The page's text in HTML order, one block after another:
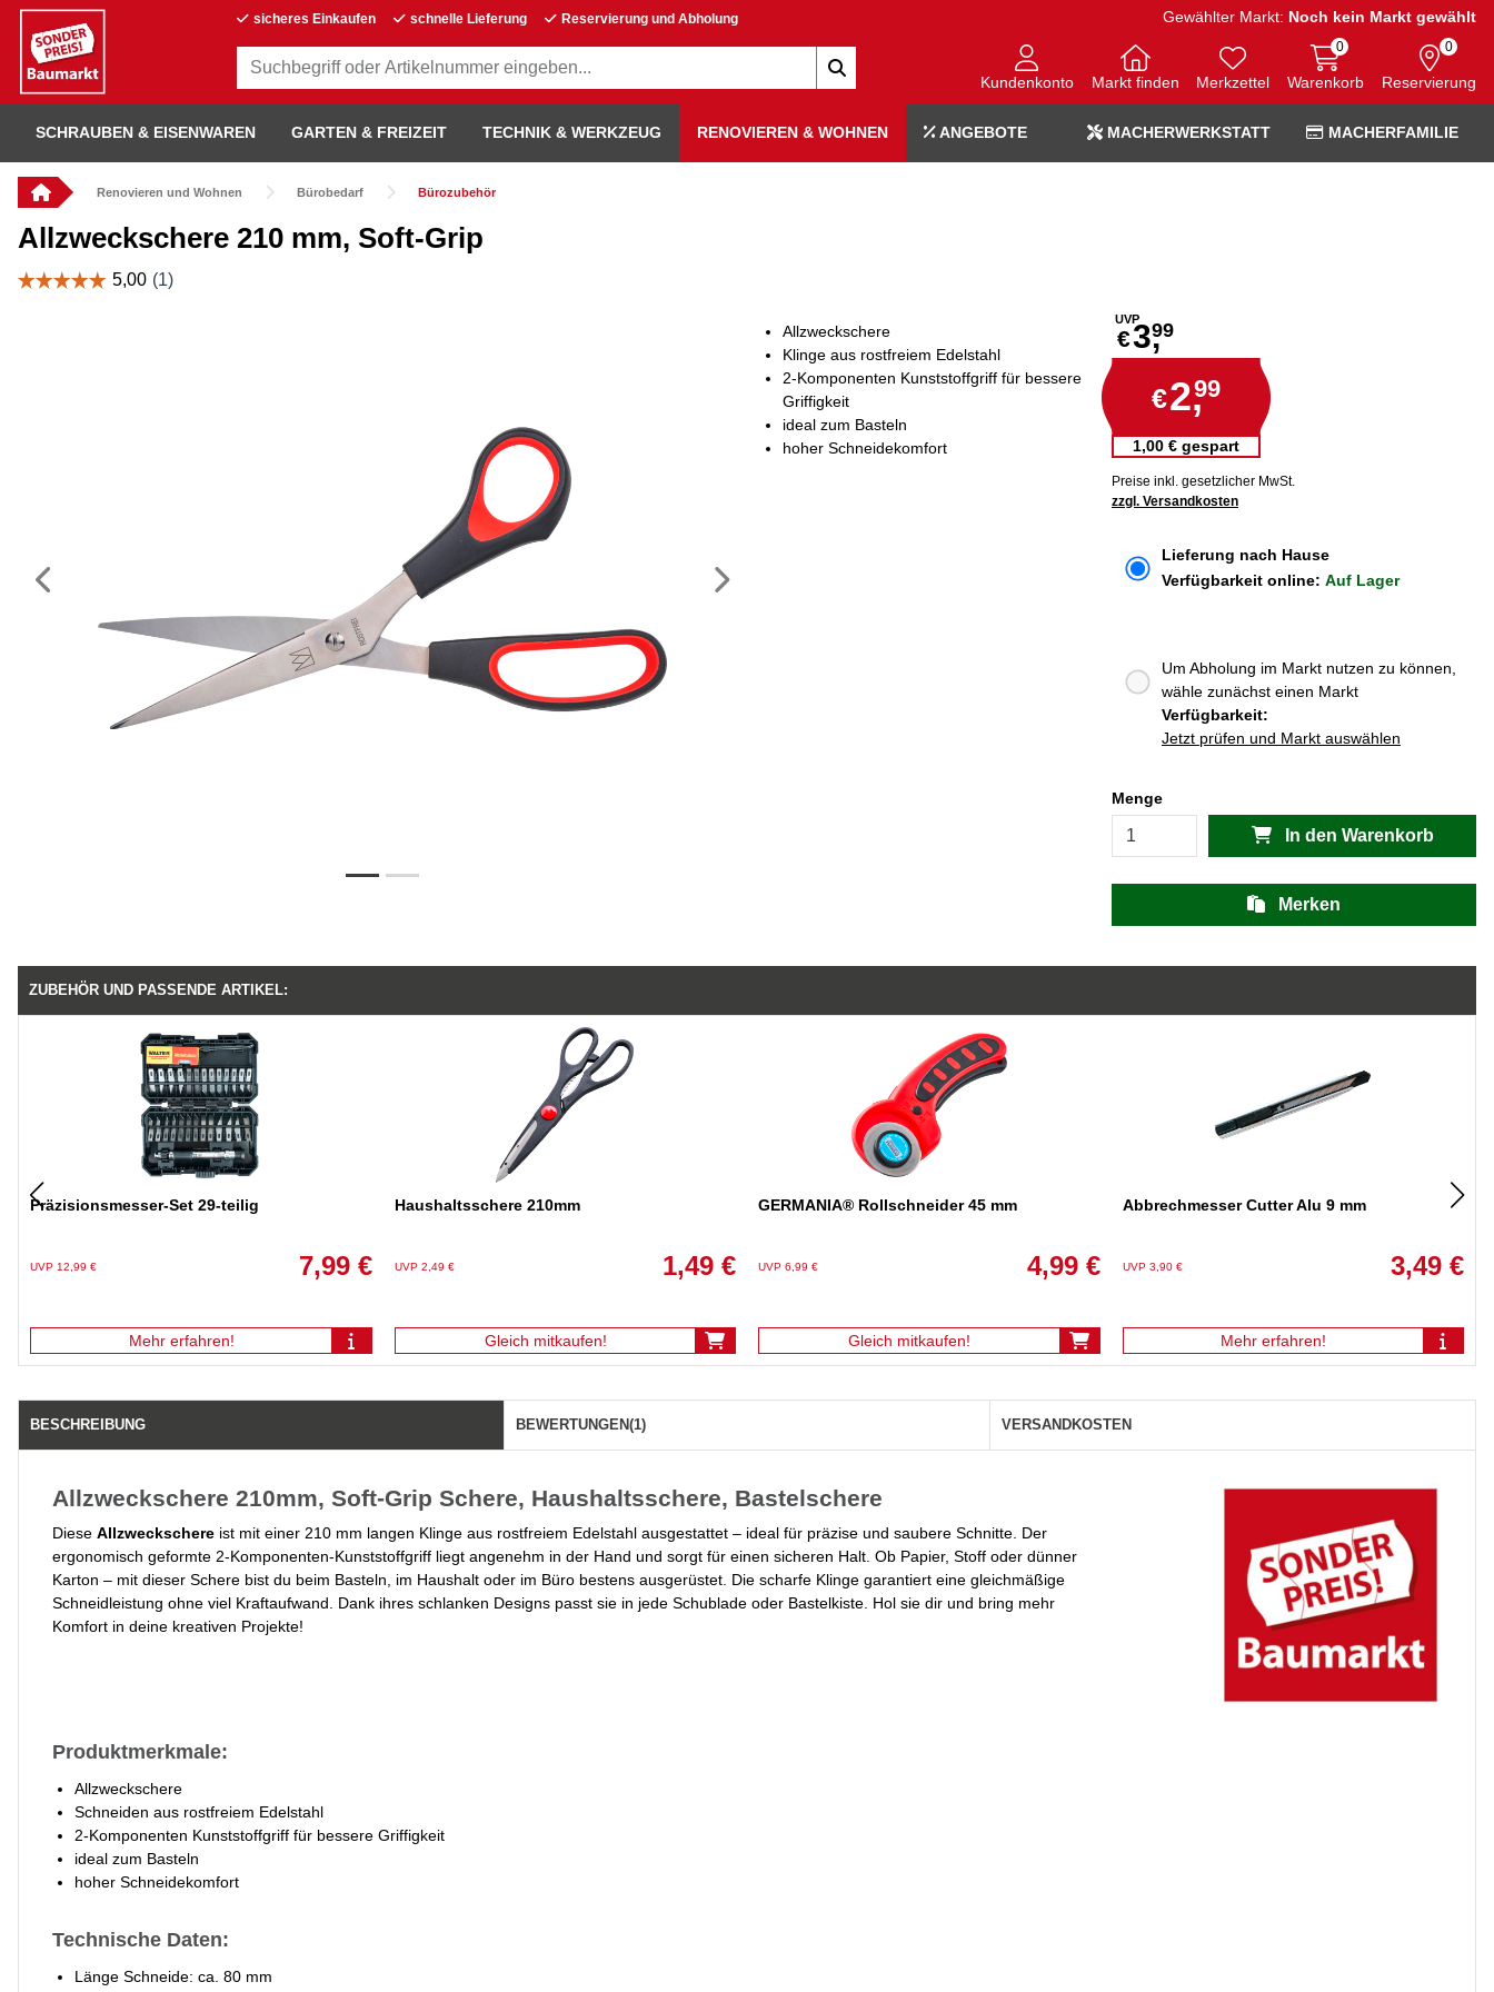
sicheres Einkaufen schnelle Lieferung Reservierung und Abholung Gewählter Markt: Noch kein Markt gewählt
Kundenkonto Markt finden Merkzettel Warenkorb
0
Reservierung
0
SCHRAUBEN & EISENWAREN GARTEN & FREIZEIT TECHNIK & WERKZEUG RENOVIEREN & WOHNEN ANGEBOTE MACHERWERKSTATT MACHERFAMILIE
Renovieren und Wohnen Bürobedarf Bürozubehör
Allzweckschere 210 mm, Soft-Grip
Vorheriges
UVP
€3,99
€2,99
1,00 € gespart
Preise inkl. gesetzlicher MwSt.
zzgl. Versandkosten
Allzweckschere
Klinge aus rostfreiem Edelstahl
2-Komponenten Kunststoffgriff für bessere
Griffigkeit
ideal zum Basteln
hoher Schneidekomfort
Lieferung nach Hause
Verfügbarkeit online: Auf Lager
Um Abholung im Markt nutzen zu können,
wähle zunächst einen Markt
Verfügbarkeit:
Jetzt prüfen und Markt auswählen
Menge
In den Warenkorb
Merken
ZUBEHÖR UND PASSENDE ARTIKEL:
Präzisionsmesser-Set 29-teilig
UVP 12,99 € 7,99 €
Mehr erfahren!
Haushaltsschere 210mm
UVP 2,49 € 1,49 €
Gleich mitkaufen!
GERMANIA® Rollschneider 45 mm
UVP 6,99 € 4,99 €
Gleich mitkaufen!
Abbrechmesser Cutter Alu 9 mm
UVP 3,90 € 3,49 €
Mehr erfahren!
BESCHREIBUNG BEWERTUNGEN(1) VERSANDKOSTEN
Allzweckschere 210mm, Soft-Grip Schere, Haushaltsschere, Bastelschere
Diese Allzweckschere ist mit einer 210 mm langen Klinge aus rostfreiem Edelstahl ausgestattet – ideal für präzise und saubere Schnitte. Der
ergonomisch geformte 2-Komponenten-Kunststoffgriff liegt angenehm in der Hand und sorgt für einen sicheren Halt. Ob Papier, Stoff oder dünner
Karton – mit dieser Schere bist du beim Basteln, im Haushalt oder im Büro bestens ausgerüstet. Die scharfe Klinge garantiert eine gleichmäßige
Schneidleistung ohne viel Kraftaufwand. Dank ihres schlanken Designs passt sie in jede Schublade oder Bastelkiste. Hol sie dir und bring mehr
Komfort in deine kreativen Projekte!
Produktmerkmale:
Allzweckschere
Schneiden aus rostfreiem Edelstahl
2-Komponenten Kunststoffgriff für bessere Griffigkeit
ideal zum Basteln
hoher Schneidekomfort
Technische Daten:
Länge Schneide: ca. 80 mm